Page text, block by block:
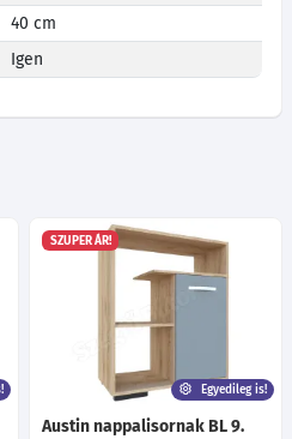
40 cm
Igen
SZUPER ÁR!
Egyedileg is!
Austin nappalisornak BL 9.